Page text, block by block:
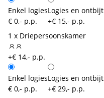
Enkel logies
€ 0,- p.p.
Logies en ontbijt
+€ 15,- p.p.
1 x Driepersoonskamer
+€ 14,- p.p.
Enkel logies
€ 0,- p.p.
Logies en ontbijt
+€ 29,- p.p.